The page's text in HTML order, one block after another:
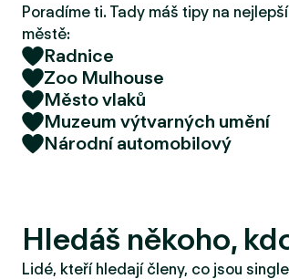
Poradíme ti. Tady máš tipy na
městě:
Radnice
Zoo Mulhouse
Město vlaků
Muzeum výtvarných umění
Národní automobilový
Hledáš někoho,
Lidé, kteří hledají členy, co jsou